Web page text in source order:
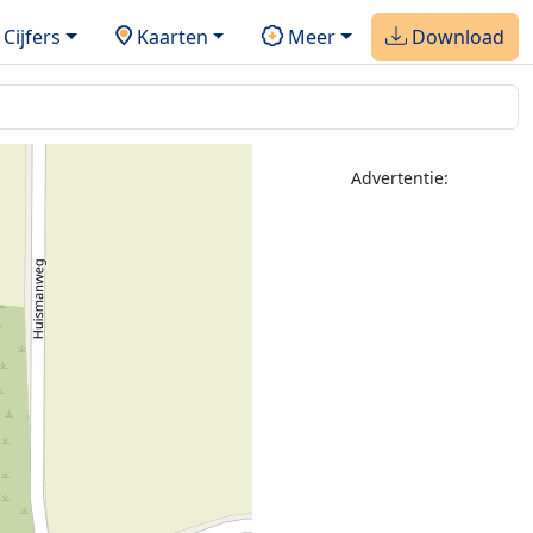
Cijfers Kaarten Meer Download
Advertentie: